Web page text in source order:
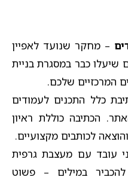
– מחקר שנועד לאפיין
שיעלו כבר במסגרת בניית
המרכזיים שלכם.​
כלל התכנים לעמודים
הכתיבה כוללת ראיון
לכותבים מקצועיים.​
עובד עם מעצבת גרפית
במילים – פשוט